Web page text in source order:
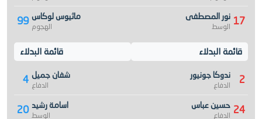
99 ماثيوس لوكاس
الهجوم
قائمة البدلاء
4 شفان جميل
الدفاع
20 اسامة رشيد
الوسط
17 نور المصطفى
الوسط
قائمة البدلاء
2 ندوكا جونيور
الدفاع
24 حسين عباس
الدفاع